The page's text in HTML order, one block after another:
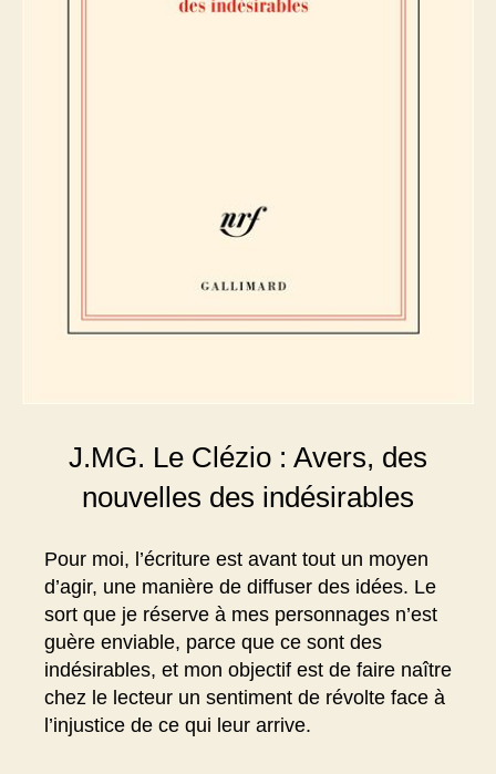
J.MG. Le Clézio : Avers, des
nouvelles des indésirables
Pour moi, l’écriture est avant tout un moyen
d’agir, une manière de diffuser des idées. Le
sort que je réserve à mes personnages n’est
guère enviable, parce que ce sont des
indésirables, et mon objectif est de faire naître
chez le lecteur un sentiment de révolte face à
l’injustice de ce qui leur arrive.